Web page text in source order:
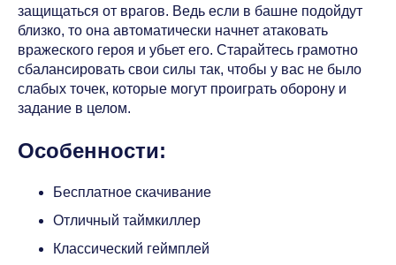
защищаться от врагов. Ведь если в башне подойдут
близко, то она автоматически начнет атаковать
вражеского героя и убьет его. Старайтесь грамотно
сбалансировать свои силы так, чтобы у вас не было
слабых точек, которые могут проиграть оборону и
задание в целом.
Особенности:
Бесплатное скачивание
Отличный таймкиллер
Классический геймплей